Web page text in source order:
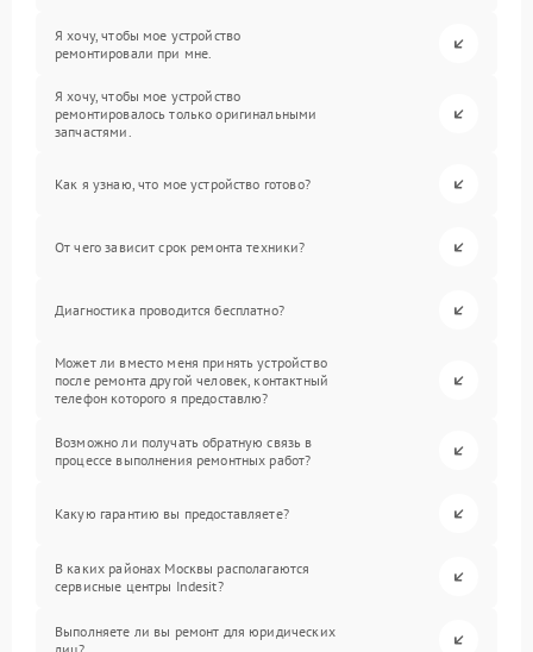
Я хочу, чтобы мое устройство
ремонтировали при мне.
Я хочу, чтобы мое устройство
ремонтировалось только оригинальными
запчастями.
Как я узнаю, что мое устройство готово?
От чего зависит срок ремонта техники?
Диагностика проводится бесплатно?
Может ли вместо меня принять устройство
после ремонта другой человек, контактный
телефон которого я предоставлю?
Возможно ли получать обратную связь в
процессе выполнения ремонтных работ?
Какую гарантию вы предоставляете?
В каких районах Москвы располагаются
сервисные центры Indesit?
Выполняете ли вы ремонт для юридических